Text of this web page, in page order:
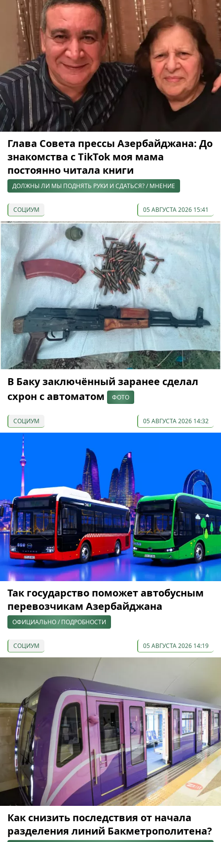
Глава Совета прессы Азербайджана: До
знакомства с TikTok моя мама
постоянно читала книги
ДОЛЖНЫ ЛИ МЫ ПОДНЯТЬ РУКИ И СДАТЬСЯ? / МНЕНИЕ
СОЦИУМ 05 АВГУСТА 2026 15:41
В Баку заключённый заранее сделал
схрон с автоматом
ФОТО
СОЦИУМ 05 АВГУСТА 2026 14:32
Так государство поможет автобусным
перевозчикам Азербайджана
ОФИЦИАЛЬНО / ПОДРОБНОСТИ
СОЦИУМ 05 АВГУСТА 2026 14:19
Как снизить последствия от начала
разделения линий Бакметрополитена?